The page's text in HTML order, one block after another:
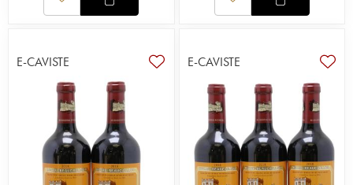
E-CAVISTE E-CAVISTE